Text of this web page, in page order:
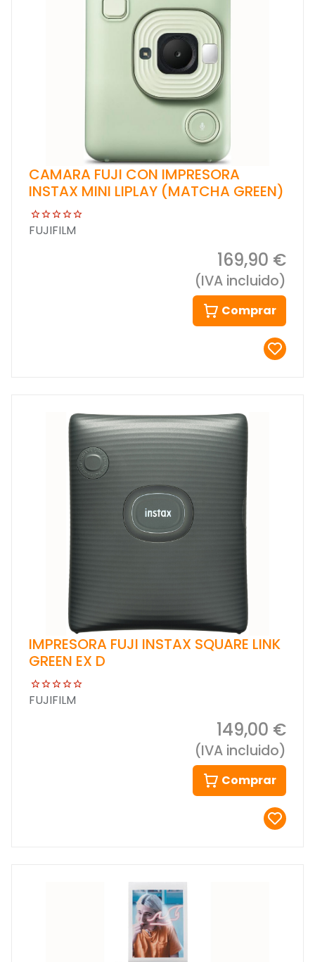
CAMARA FUJI CON IMPRESORA
INSTAX MINI LIPLAY (MATCHA GREEN)
FUJIFILM
169,90 €
(IVA incluido)
Comprar
IMPRESORA FUJI INSTAX SQUARE LINK
GREEN EX D
FUJIFILM
149,00 €
(IVA incluido)
Comprar